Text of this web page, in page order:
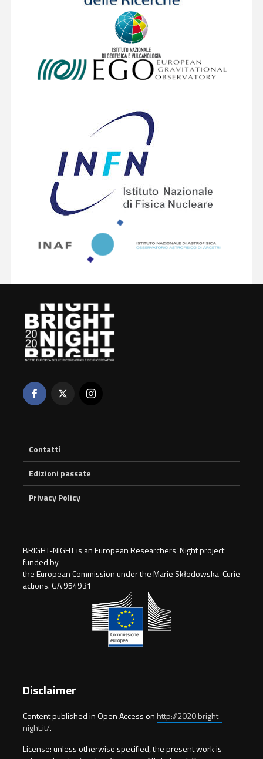
Contatti
Edizioni passate
Privacy Policy
BRIGHT-NIGHT is an European Researchers’ Night project
funded by
the European Commission under the Marie Skłodowska-Curie
actions. GA 954931
Disclaimer
Content published in Open Access onhttp://2020.bright-
night.it/.
License: unless otherwise specified, the present work is